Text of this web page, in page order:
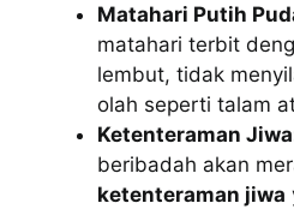
Matahari Putih
matahari terbit
lembut, tidak
olah seperti talam
Ketenteraman
beribadah akan
ketenteraman jiwa